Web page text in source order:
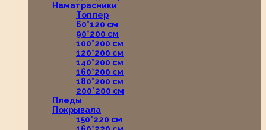
Наматрасники
Топпер
60*120 см
90*200 см
100*200 см
120*200 см
140*200 см
160*200 см
180*200 см
200*200 см
Пледы
Покрывала
150*220 см